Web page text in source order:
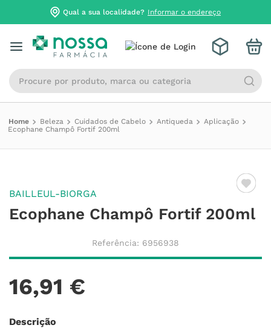
Qual a sua localidade? Informar o endereço
Procure por produto, marca ou categoria
Beleza Cuidados de Cabelo Antiqueda
Aplicação
Ecophane Champô Fortif 200ml
BAILLEUL-BIORGA
Ecophane Champô Fortif 200ml
Referência: 6956938
16,91 €
Descrição